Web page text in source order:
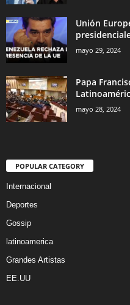
Unión
mayo 29, 2024
Papa
mayo 28, 2024
POPULAR CATEGORY
Internacional
Deportes
Gossip
latinoamerica
Grandes Artistas
EE.UU